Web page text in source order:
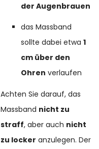
der Augenbrauen
das Massband
sollte dabei etwa1
cm über den
Ohren verlaufen
Achten Sie darauf, das
Massband nicht zu
straff, aber auch nicht
zu locker anzulegen. Der